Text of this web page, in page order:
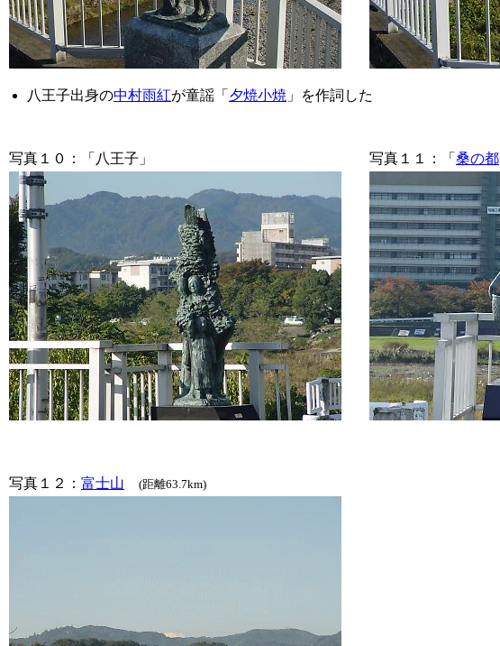
八王子出身の中村雨紅が童謡「 夕焼小焼 」を作詞した
写真１２： 富士山 (距離63.7km)
写真１１：「 桑の都
写真１０：「八王子」